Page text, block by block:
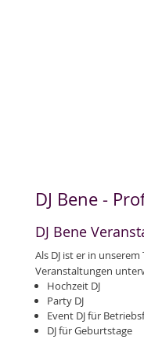
DJ Bene -
DJ Bene
Als DJ ist er in
Veranstaltungen
Hochzeit DJ
Party DJ
Event DJ für
DJ für Geburtstage